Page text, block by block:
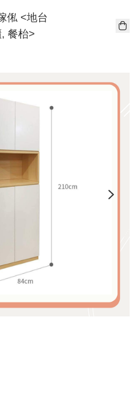
俬 <地台
餐枱>